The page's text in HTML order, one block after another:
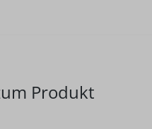
Produkt